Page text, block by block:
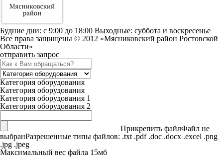
Будние дни: c 9:00 до 18:00 Выходные: суббота и воскресенье
Все права защищены © 2012 «Мясниковский район Ростовской
Области»
отправить запрос
Категория оборудования
Категория оборудования
Категория оборудования 1
Категория оборудования 2
Прикрепить файлФайл не
выбранРазрешенные типы файлов: .txt .pdf .doc .docx .excel .png
.jpg .jpeg
Максимальный вес файла 15мб